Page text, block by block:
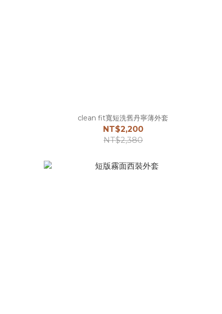
clean fit寬短洗舊丹寧薄外套
NT$2,200
NT$2,380